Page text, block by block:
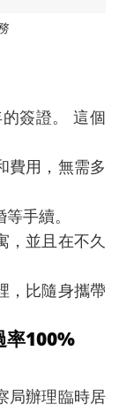
簽證。 這個
費用，無需多
手續。
，並且在不久
，比隨身攜帶
率100%
局辦理臨時居